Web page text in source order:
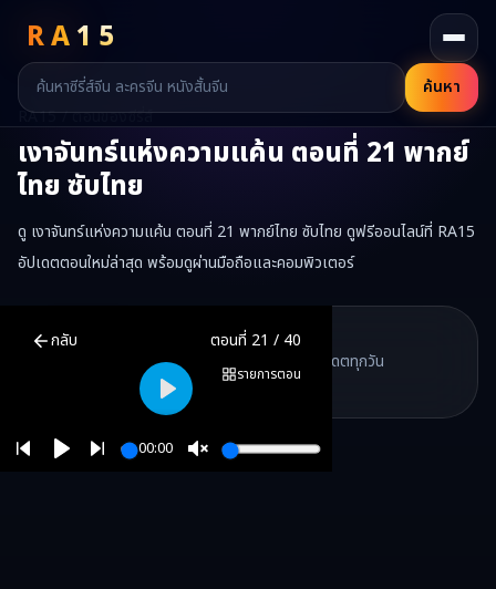
RA15
ค้นหา
RA15 / ตอนของซีรี่ส์
เงาจันทร์แห่งความแค้น ตอนที่ 21 พากย์
ไทย ซับไทย
ดู เงาจันทร์แห่งความแค้น ตอนที่ 21 พากย์ไทย ซับไทย ดูฟรีออนไลน์ที่ RA15
อัปเดตตอนใหม่ล่าสุด พร้อมดูผ่านมือถือและคอมพิวเตอร์
กลับ ตอนที่ 21 / 40
รายการตอน
00:00
Play
พากย์ไทย ซับไทย ดูฟรีออนไลน์ —
RA15 เป็นเว็บไซต์ดูซีรี่ส์จีนออนไลน์ฟรี ที่รวบรวมหนังจีน ละครจีน มิ
RA15 Drama
RA15 Drama
รวมซีรี่ส์จีน ละครสั้น หนังแนวตั้ง พากย์ไทย อัปเดตทุกวัน
RA15 Drama